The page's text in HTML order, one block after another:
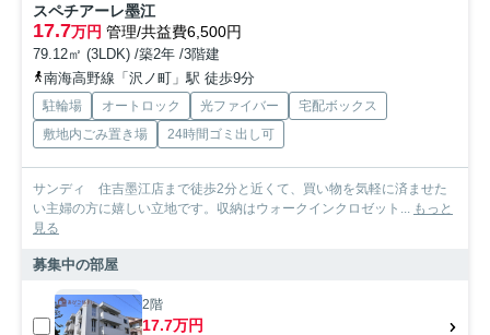
スペチアーレ墨江
17.7万円 管理/共益費6,500円
79.12㎡ (3LDK) /築2年 /3階建
南海高野線「沢ノ町」駅 徒歩9分
駐輪場 オートロック 光ファイバー
宅配ボックス
敷地内ごみ置き場
24時間ゴミ出し可
サンディ 住吉墨江店まで徒歩2分と近くて、買い物を気軽に済ませた
い主婦の方に嬉しい立地です。収納はウォークインクロゼット...
もっと
見る
募集中の部屋
2階
17.7万円